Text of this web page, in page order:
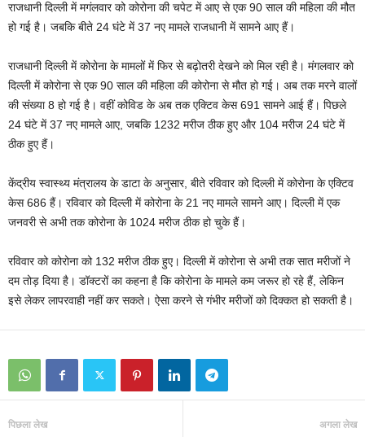
राजधानी दिल्ली में मगंलवार को कोरोना की चपेट में आए से एक 90 साल की महिला की मौत
हो गई है। जबकि बीते 24 घंटे में 37 नए मामले राजधानी में सामने आए हैं।
राजधानी दिल्ली में कोरोना के मामलों में फिर से बढ़ोतरी देखने को मिल रही है। मंगलवार को
दिल्ली में कोरोना से एक 90 साल की महिला की कोरोना से मौत हो गई। अब तक मरने वालों
की संख्या 8 हो गई है। वहीं कोविड के अब तक एक्टिव केस 691 सामने आई हैं। पिछले
24 घंटे में 37 नए मामले आए, जबकि 1232 मरीज ठीक हुए और 104 मरीज 24 घंटे में
ठीक हुए हैं।
केंद्रीय स्वास्थ्य मंत्रालय के डाटा के अनुसार, बीते रविवार को दिल्ली में कोरोना के एक्टिव
केस 686 हैं। रविवार को दिल्ली में कोरोना के 21 नए मामले सामने आए। दिल्ली में एक
जनवरी से अभी तक कोरोना के 1024 मरीज ठीक हो चुके हैं।
रविवार को कोरोना को 132 मरीज ठीक हुए। दिल्ली में कोरोना से अभी तक सात मरीजों ने
दम तोड़ दिया है। डॉक्टरों का कहना है कि कोरोना के मामले कम जरूर हो रहे हैं, लेकिन
इसे लेकर लापरवाही नहीं कर सकते। ऐसा करने से गंभीर मरीजों को दिक्कत हो सकती है।
पिछला लेख अगला लेख